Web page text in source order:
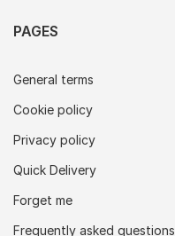
PAGES
General terms
Cookie policy
Privacy policy
Quick Delivery
Forget me
Frequently asked questions